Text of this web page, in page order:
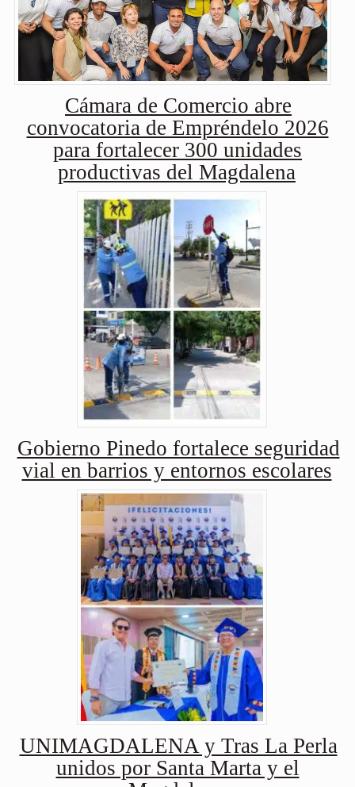
Cámara de Comercio abre
convocatoria de Empréndelo 2026
para fortalecer 300 unidades
productivas del Magdalena
Gobierno Pinedo fortalece seguridad
vial en barrios y entornos escolares
UNIMAGDALENA y Tras La Perla
unidos por Santa Marta y el